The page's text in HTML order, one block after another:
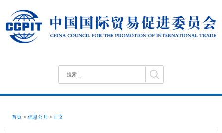
首页 > 信息公开 > 正文